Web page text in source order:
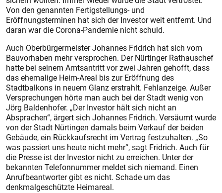
Von den genannten Fertigstellungs- und
Eröffnungsterminen hat sich der Investor weit entfernt. Und
daran war die Corona-Pandemie nicht schuld.
Auch Oberbürgermeister Johannes Fridrich hat sich vom
Bauvorhaben mehr versprochen. Der Nürtinger Rathauschef
hatte bei seinem Amtsantritt vor zwei Jahren gehofft, dass
das ehemalige Heim-Areal bis zur Eröffnung des
Stadtbalkons in neuem Glanz erstrahlt. Fehlanzeige. Außer
Versprechungen hörte man auch bei der Stadt wenig von
Jörg Baldenhofer. „Der Investor hält sich nicht an
Absprachen“, ärgert sich Johannes Fridrich. Versäumt wurde
von der Stadt Nürtingen damals beim Verkauf der beiden
Gebäude, ein Rückkaufsrecht im Vertrag festzuhalten. „So
was passiert uns heute nicht mehr“, sagt Fridrich. Auch für
die Presse ist der Investor nicht zu erreichen. Unter der
bekannten Telefonnummer meldet sich niemand. Einen
Anrufbeantworter gibt es nicht. Schade um das
denkmalgeschützte Heimareal.